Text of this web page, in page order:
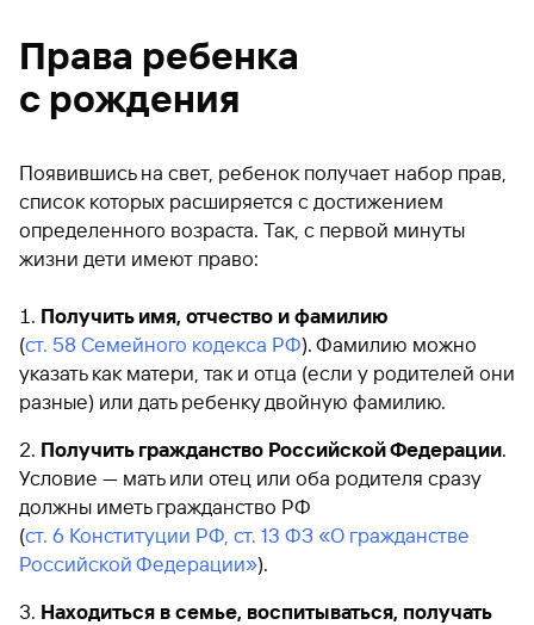
Права ребенка
с рождения
Появившись на свет, ребенок получает набор прав,
список которых расширяется с достижением
определенного возраста. Так, с первой минуты
жизни дети имеют право:
Получить имя, отчество и фамилию
(ст. 58 Семейного кодекса РФ). Фамилию можно
указать как матери, так и отца (если у родителей они
разные) или дать ребенку двойную фамилию.
Получить гражданство Российской Федерации.
Условие — мать или отец или оба родителя сразу
должны иметь гражданство РФ
(ст. 6 Конституции РФ, ст. 13 ФЗ «О гражданстве
Российской Федерации»).
Находиться в семье, воспитываться, получать